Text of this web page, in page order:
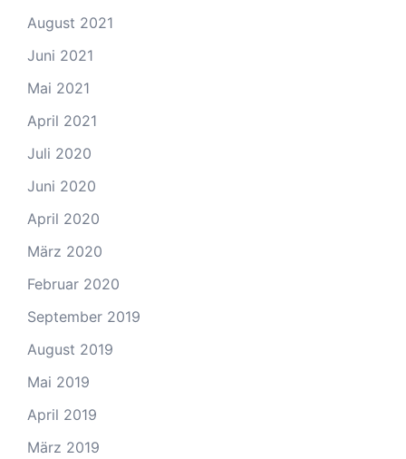
August 2021
Juni 2021
Mai 2021
April 2021
Juli 2020
Juni 2020
April 2020
März 2020
Februar 2020
September 2019
August 2019
Mai 2019
April 2019
März 2019